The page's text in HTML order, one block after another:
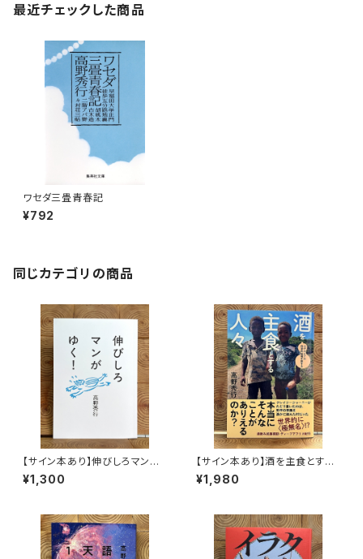
最近チェックした商品
ワセダ三畳青春記
¥792
同じカテゴリの商品
【サイン本あり】伸びしろマンが
ゆく！
¥1,300
【サイン本あり】酒を主食とする
人々 エチオピアの科学的秘境
を旅する
¥1,980